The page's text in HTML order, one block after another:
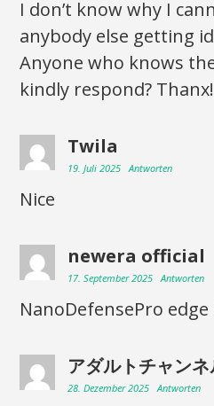
I don’t know why I
anybody else getting
Anyone who knows
kindly respond?
Twila
19. Juli 2025 Antworten
Nice
newera official
17. September 2025 Antworten
NanoDefensePro edge
アダルトチャン
28. Dezember 2025 Antworten